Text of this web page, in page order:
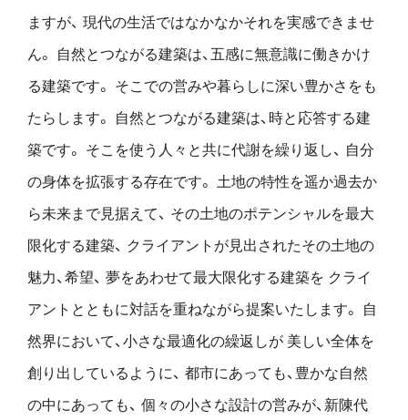
ますが、 現代の生活ではなかなかそれを実感できませ
ん。
自然とつながる建築は、五感に無意識に働きかけ
る建築です。 そこでの営みや暮らしに深い豊かさをも
たらします。
自然とつながる建築は、時と応答する建
築です。 そこを使う人々と共に代謝を繰り返し、 自分
の身体を拡張する存在です。 土地の特性を遥か過去か
ら未来まで見据えて、 その土地のポテンシャルを最大
限化する建築、 クライアントが見出されたその土地の
魅力、希望、 夢をあわせて最大限化する建築を クライ
アントとともに対話を重ねながら提案いたします。
自
然界において、小さな最適化の繰返しが 美しい全体を
創り出しているように、 都市にあっても、豊かな自然
の中にあっても、 個々の小さな設計の営みが、新陳代